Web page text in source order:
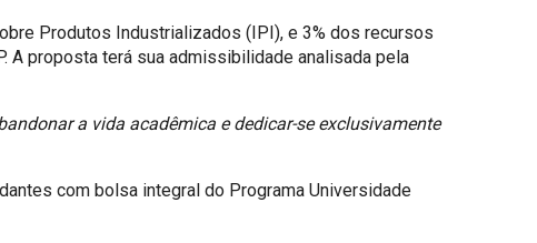
Produtos Industrializados (IPI), e 3% dos recursos
A proposta terá sua admissibilidade analisada pela
a vida acadêmica e dedicar-se exclusivamente
com bolsa integral do Programa Universidade